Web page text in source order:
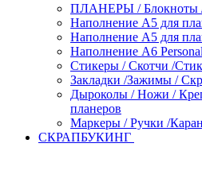
ПЛАНЕРЫ / Блокноты /
Наполнение А5 для
Наполнение А5 для
Наполнение А6
Стикеры / Скотчи /
Закладки /Зажимы /
Дыроколы / Ножи /
планеров
Маркеры / Ручки /
СКРАПБУКИНГ